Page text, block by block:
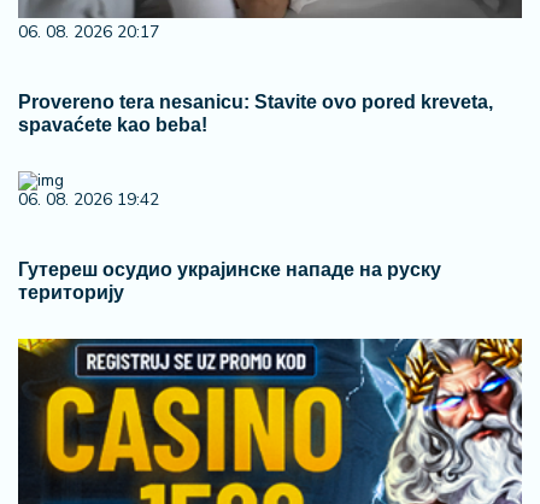
06. 08. 2026 20:17
Provereno tera nesanicu: Stavite ovo pored kreveta,
spavaćete kao beba!
06. 08. 2026 19:42
Гутереш осудио украјинске нападе на руску
територију